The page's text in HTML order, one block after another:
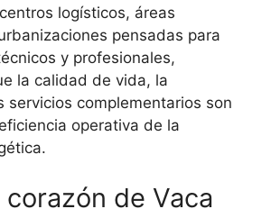
logísticos, áreas
pensadas para
y profesionales,
la calidad de vida, la
servicios complementarios son
operativa de la
de Vaca